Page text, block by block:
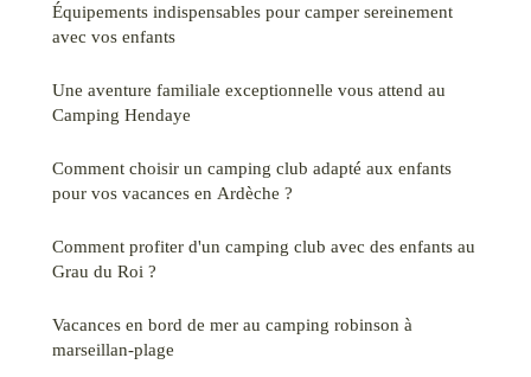
Équipements indispensables pour camper sereinement
avec vos enfants
Une aventure familiale exceptionnelle vous attend au
Camping Hendaye
Comment choisir un camping club adapté aux enfants
pour vos vacances en Ardèche ?
Comment profiter d'un camping club avec des enfants au
Grau du Roi ?
Vacances en bord de mer au camping robinson à
marseillan-plage